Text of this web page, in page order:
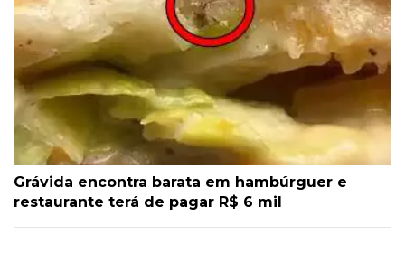
Grávida encontra barata em hambúrguer e
restaurante terá de pagar R$ 6 mil